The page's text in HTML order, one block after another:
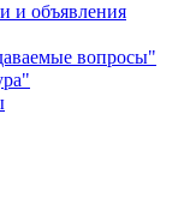
и объявления
вопросы"